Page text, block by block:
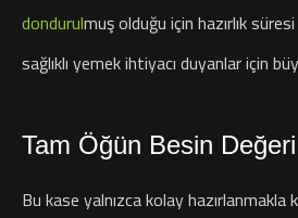
dondurulmuş olduğu için hazırlık
sağlıklı yemek ihtiyacı duyanlar için
Tam Öğün Besin Değeri
Bu kase yalnızca kolay hazırlanmakla